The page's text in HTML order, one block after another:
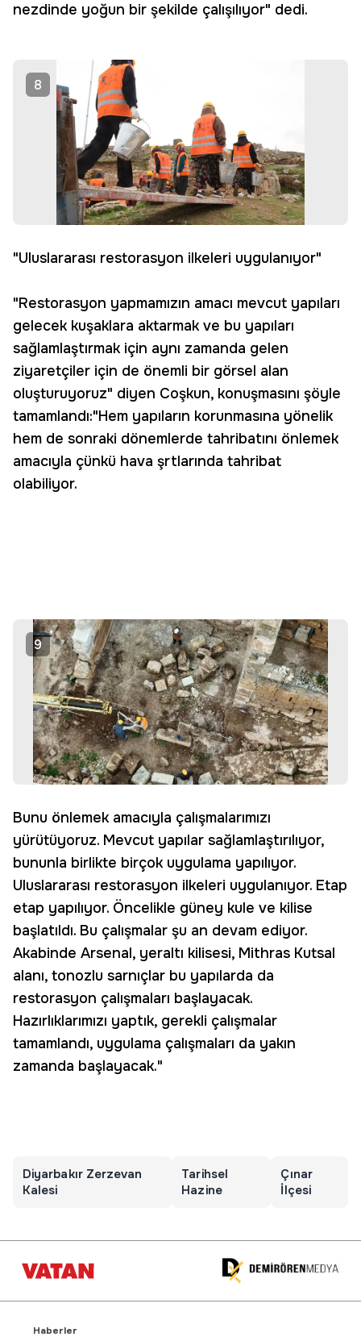
nezdinde yoğun bir şekilde çalışılıyor" dedi.
8
"Uluslararası restorasyon ilkeleri uygulanıyor"
"Restorasyon yapmamızın amacı mevcut yapıları
gelecek kuşaklara aktarmak ve bu yapıları
sağlamlaştırmak için aynı zamanda gelen
ziyaretçiler için de önemli bir görsel alan
oluşturuyoruz" diyen Coşkun, konuşmasını şöyle
tamamlandı:"Hem yapıların korunmasına yönelik
hem de sonraki dönemlerde tahribatını önlemek
amacıyla çünkü hava şrtlarında tahribat
olabiliyor.
9
Bunu önlemek amacıyla çalışmalarımızı
yürütüyoruz. Mevcut yapılar sağlamlaştırılıyor,
bununla birlikte birçok uygulama yapılıyor.
Uluslararası restorasyon ilkeleri uygulanıyor. Etap
etap yapılıyor. Öncelikle güney kule ve kilise
başlatıldı. Bu çalışmalar şu an devam ediyor.
Akabinde Arsenal, yeraltı kilisesi, Mithras Kutsal
alanı, tonozlu sarnıçlar bu yapılarda da
restorasyon çalışmaları başlayacak.
Hazırlıklarımızı yaptık, gerekli çalışmalar
tamamlandı, uygulama çalışmaları da yakın
zamanda başlayacak."
Diyarbakır Zerzevan
Kalesi
Tarihsel
Hazine
Çınar
İlçesi
Haberler